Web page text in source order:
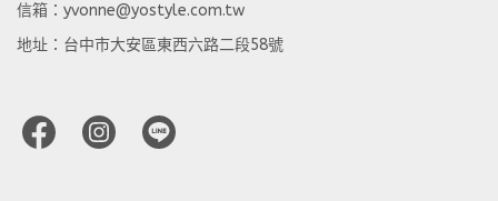
信箱：yvonne@yostyle.com.tw
地址：台中市大安區東西六路二段58號